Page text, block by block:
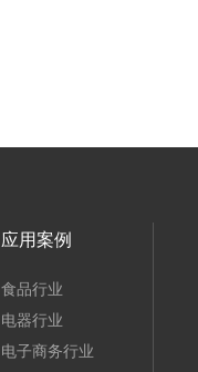
应用案例
食品行业
电器行业
电子商务行业